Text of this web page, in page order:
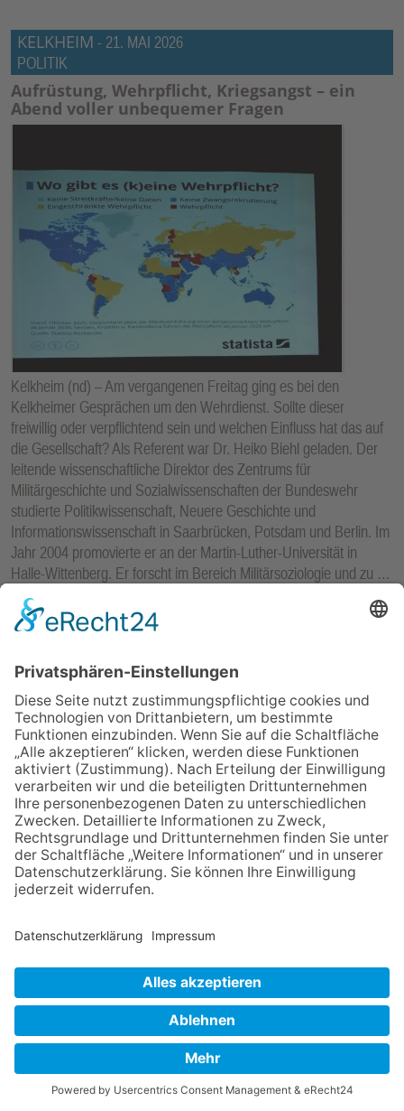
KELKHEIM - 21. MAI 2026
POLITIK
Aufrüstung, Wehrpflicht, Kriegsangst – ein
Abend voller unbequemer Fragen
Kelkheim (nd) – Am vergangenen Freitag ging es bei den
Kelkheimer Gesprächen um den Wehrdienst. Sollte dieser
freiwillig oder verpflichtend sein und welchen Einfluss hat das auf
die Gesellschaft? Als Referent war Dr. Heiko Biehl geladen. Der
leitende wissenschaftliche Direktor des Zentrums für
Militärgeschichte­ und Sozialwissenschaften der Bundeswehr
studierte Politikwissenschaft, Neuere Geschichte und
Informationswissenschaft in Saarbrücken, Potsdam und Berlin. Im
Jahr 2004 promovierte er an der Martin-Luther-Universität in
Halle-Wittenberg. Er forscht im Bereich Militärsoziologie und zu …
mehr...
POLITIK
Nach Hundeattacke in Eppenhain: Stadt prüft
Konsequenzen
Kelkheim (ju) – Nach der Hundeattacke in Eppenhain, bei der ein
FDP-Politiker verletzt wurde, beschäftigt der Fall inzwischen nicht
nur die Verwaltung, sondern auch die Kommunalpolitik und
zahlreiche Bürger in Kelkheim. Während die Stadt betont, „mit
aller Härte und Konsequenz“ vorgehen zu wollen, wächst zugleich
die Debatte über den Umgang mit Hunden im öffentlichen Raum.